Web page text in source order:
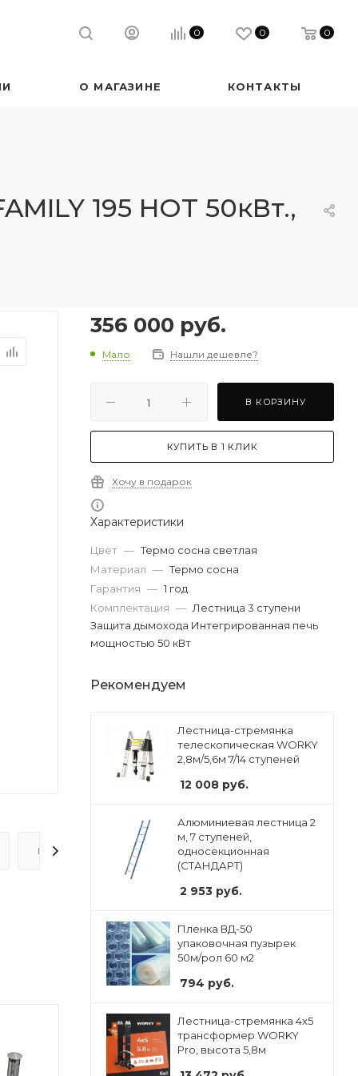
0 0 0
О МАГАЗИНЕ КОНТАКТЫ
195 HOT 50кВт.,
ВОПРОС-ОТВЕТ
356 000 руб.
Мало Нашли дешевле?
В КОРЗИНУ
КУПИТЬ В 1 КЛИК
Хочу в подарок
Характеристики
Цвет — Термо сосна светлая
Материал — Термо сосна
Гарантия — 1 год
Комплектация — Лестница 3 ступени
Защита дымохода Интегрированная печь
мощностью 50 кВт
Рекомендуем
Лестница-стремянка
телескопическая WORKY
2,8м/5,6м 7/14 ступеней
12 008 руб.
Алюминиевая лестница 2
м, 7 ступеней,
односекционная
(СТАНДАРТ)
2 953 руб.
Пленка ВД-50
упаковочная пузырек
50м/рол 60 м2
794 руб.
Лестница-стремянка 4x5
трансформер WORKY
Pro, высота 5,8м